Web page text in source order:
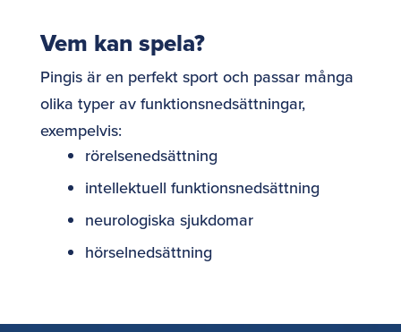
Vem kan spela?
Pingis är en perfekt sport och passar många
olika typer av funktionsnedsättningar,
exempelvis:
rörelsenedsättning
intellektuell funktionsnedsättning
neurologiska sjukdomar
hörselnedsättning